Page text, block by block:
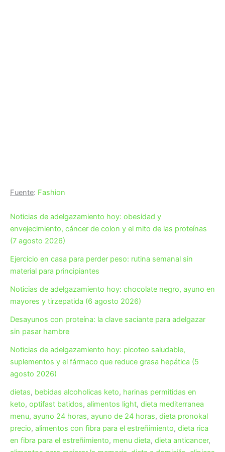
Fuente: Fashion
Noticias de adelgazamiento hoy: obesidad y
envejecimiento, cáncer de colon y el mito de las proteínas
(7 agosto 2026)
Ejercicio en casa para perder peso: rutina semanal sin
material para principiantes
Noticias de adelgazamiento hoy: chocolate negro, ayuno en
mayores y tirzepatida (6 agosto 2026)
Desayunos con proteína: la clave saciante para adelgazar
sin pasar hambre
Noticias de adelgazamiento hoy: picoteo saludable,
suplementos y el fármaco que reduce grasa hepática (5
agosto 2026)
dietas, bebidas alcoholicas keto, harinas permitidas en
keto, optifast batidos, alimentos light, dieta mediterranea
menu, ayuno 24 horas, ayuno de 24 horas, dieta pronokal
precio, alimentos con fibra para el estreñimiento, dieta rica
en fibra para el estreñimiento, menu dieta, dieta anticancer,